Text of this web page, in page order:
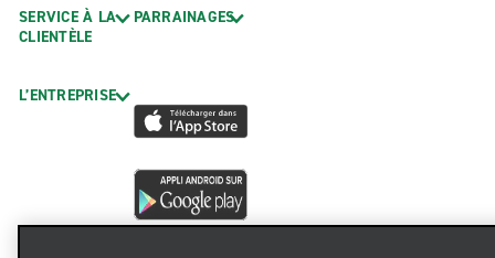
SERVICE À LA
CLIENTÈLE
L’ENTREPRISE
PARRAINAGES